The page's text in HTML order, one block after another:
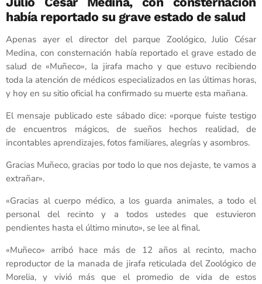
había reportado su grave estado de salud
Apenas ayer el director del parque Zoológico, Julio César
Medina, con consternación había reportado el grave estado de
salud de «Muñeco», la jirafa macho y que estuvo recibiendo
toda la atención de médicos especializados en las últimas horas,
y hoy en su sitio oficial ha confirmado su muerte esta mañana.
El mensaje publicado este sábado dice: «porque fuiste testigo
de encuentros mágicos, de sueños hechos realidad, de
incontables aprendizajes, fotos familiares, alegrías y asombros.
Gracias Muñeco, gracias por todo lo que nos dejaste, te vamos a
extrañar».
«Gracias al cuerpo médico, a los guarda animales, a todo el
personal del recinto y a todos ustedes que estuvieron
pendientes hasta el último minuto», se lee al final.
«Muñeco» arribó hace más de 12 años al recinto, macho
reproductor de la manada de jirafa reticulada del Zoológico de
Morelia, y vivió más que el promedio de vida de estos